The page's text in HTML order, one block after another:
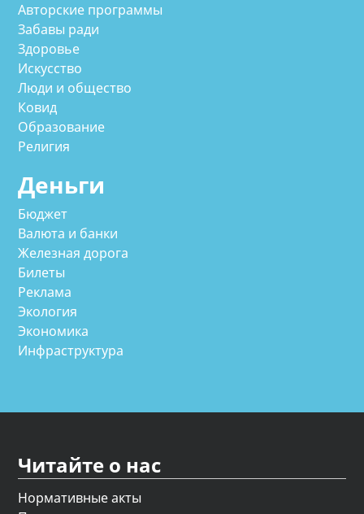
Авторские программы
Забавы ради
Здоровье
Искусство
Люди и общество
Ковид
Образование
Религия
Деньги
Бюджет
Валюта и банки
Железная дорога
Билеты
Реклама
Экология
Экономика
Инфраструктура
Читайте о нас
Нормативные акты